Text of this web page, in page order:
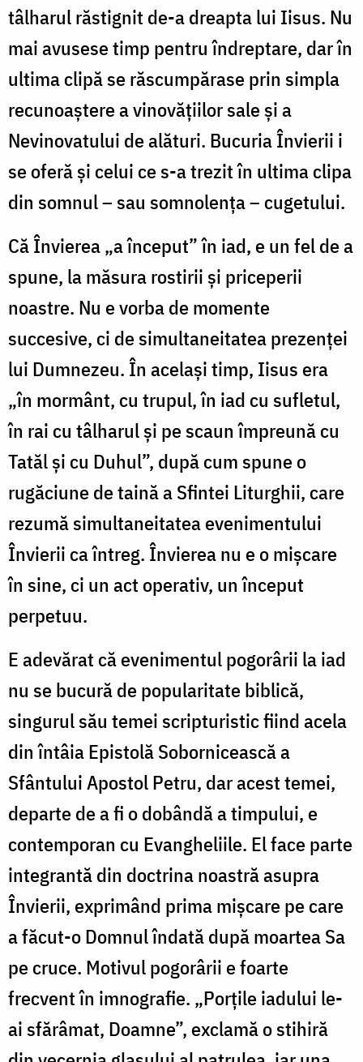
tâlharul răstignit de-a dreapta lui Iisus. Nu
mai avusese timp pentru îndreptare, dar în
ultima clipă se răscumpărase prin simpla
recunoaștere a vinovățiilor sale și a
Nevinovatului de alături. Bucuria Învierii i
se oferă și celui ce s-a trezit în ultima clipa
din somnul – sau somnolența – cugetului.
Că Învierea „a început” în iad, e un fel de a
spune, la măsura rostirii și priceperii
noastre. Nu e vorba de momente
succesive, ci de simultaneitatea prezenței
lui Dumnezeu. În același timp, Iisus era
„în mormânt, cu trupul, în iad cu sufletul,
în rai cu tâlharul și pe scaun împreună cu
Tatăl și cu Duhul”, după cum spune o
rugăciune de taină a Sfintei Liturghii, care
rezumă simultaneitatea evenimentului
Învierii ca întreg. Învierea nu e o mișcare
în sine, ci un act operativ, un început
perpetuu.
E adevărat că evenimentul pogorârii la iad
nu se bucură de popularitate biblică,
singurul său temei scripturistic fiind acela
din întâia Epistolă Sobornicească a
Sfântului Apostol Petru, dar acest temei,
departe de a fi o dobândă a timpului, e
contemporan cu Evangheliile. El face parte
integrantă din doctrina noastră asupra
Învierii, exprimând prima mișcare pe care
a făcut-o Domnul îndată după moartea Sa
pe cruce. Motivul pogorârii e foarte
frecvent în imnografie. „Porțile iadului le-
ai sfărâmat, Doamne”, exclamă o stihiră